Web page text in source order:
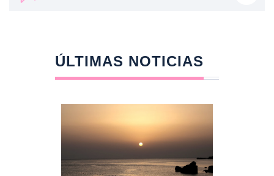
ÚLTIMAS NOTICIAS